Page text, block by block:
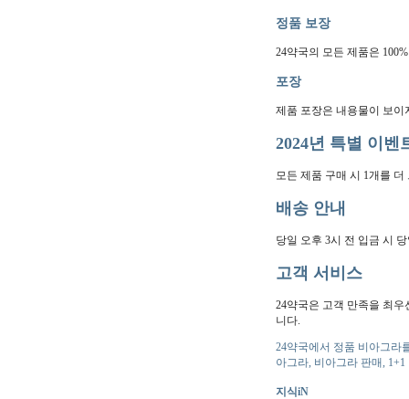
정품 보장
24약국의 모든 제품은
포장
제품 포장은 내용물이 보
2024년 특별 이벤
모든 제품 구매 시 1개를
배송 안내
당일 오후 3시 전 입금 시
고객 서비스
24약국은 고객 만족을 최
니다.
24약국에서 정품 비아그라
아그라, 비아그라 판매,
지식iN